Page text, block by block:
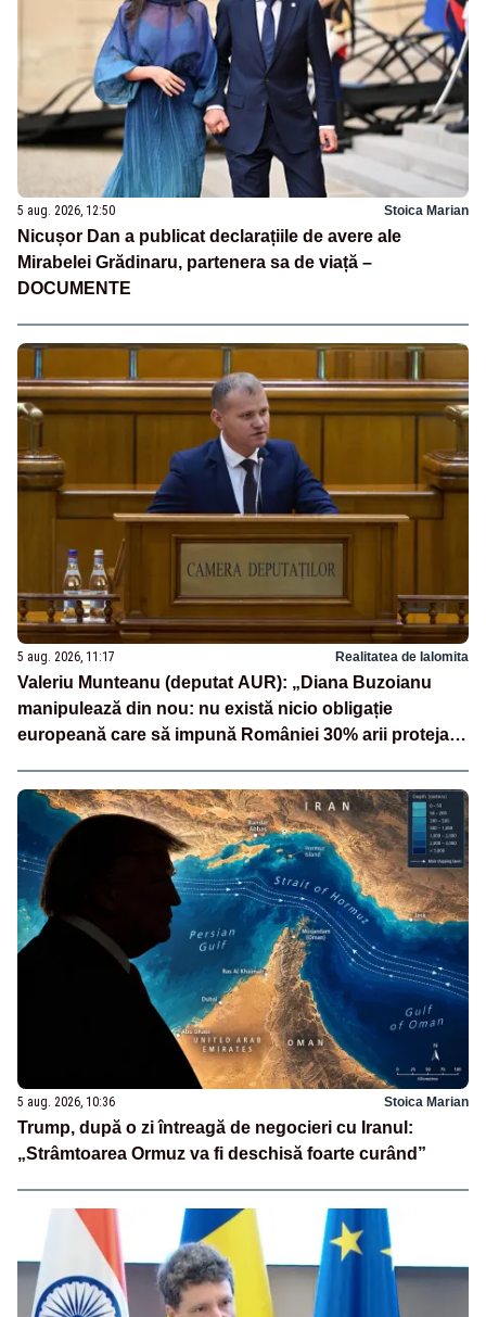
5 aug. 2026, 12:50 Stoica Marian
Nicușor Dan a publicat declarațiile de avere ale
Mirabelei Grădinaru, partenera sa de viață –
DOCUMENTE
5 aug. 2026, 11:17 Realitatea de Ialomita
Valeriu Munteanu (deputat AUR): „Diana Buzoianu
manipulează din nou: nu există nicio obligație
europeană care să impună României 30% arii protejate
5 aug. 2026, 10:36 Stoica Marian
Trump, după o zi întreagă de negocieri cu Iranul:
„Strâmtoarea Ormuz va fi deschisă foarte curând”